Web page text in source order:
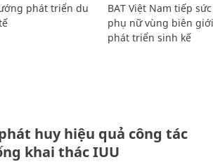
phát triển du
BAT Việt Nam tiếp sức
phụ nữ vùng biên giới
phát triển sinh kế
huy hiệu quả công tác
khai thác IUU